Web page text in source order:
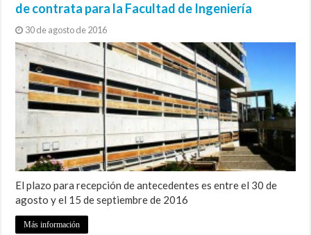
de contrata para la Facultad de Ingeniería
30 de agosto de 2016
El plazo para recepción de antecedentes es entre el 30 de
agosto y el 15 de septiembre de 2016
Más información